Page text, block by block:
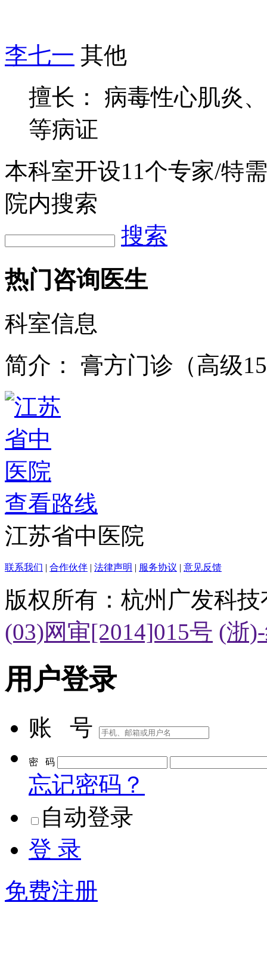
李七一 其他
擅长： 病毒性心肌炎
等病证
本科室开设11个专家/特
院内搜索
搜索
热门咨询医生
科室信息
简介：
膏方门诊（高级
查看路线
江苏省中医院
联系我们 | 合作伙伴 | 法律声明 | 服务协议 | 意见反馈
版权所有：杭州广发科
(03)网审[2014]015号 (浙
用户登录
账 号
密 码
忘记密码？
自动登录
登 录
免费注册